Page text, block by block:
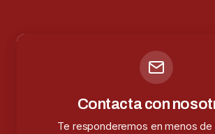
Contacta con
Te responderemos en menos de